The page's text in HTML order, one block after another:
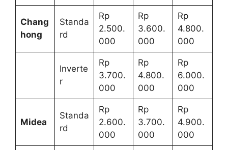
Chang
hong
Standa
rd
Rp
2.500.
000
Rp
3.600.
000
Rp
4.800.
000
Inverte
r
Rp
3.700.
000
Rp
4.800.
000
Rp
6.000.
000
Midea
Standa
rd
Rp
2.600.
000
Rp
3.700.
000
Rp
4.900.
000